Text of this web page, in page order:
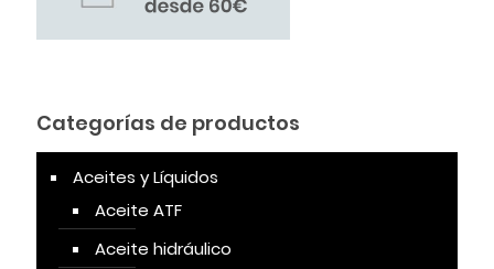
Categorías de productos
Aceites y Líquidos
Aceite ATF
Aceite hidráulico